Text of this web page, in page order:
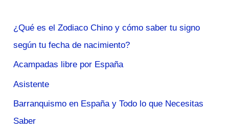
¿Qué es el Zodiaco Chino y cómo saber tu signo
según tu fecha de nacimiento?
Acampadas libre por España
Asistente
Barranquismo en España y Todo lo que Necesitas
Saber